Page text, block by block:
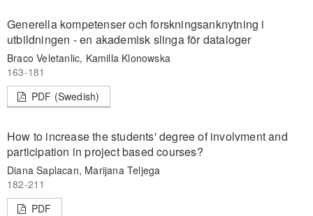
Generella kompetenser och forskningsanknytning i
utbildningen - en akademisk slinga för dataloger
Braco Veletanlic, Kamilla Klonowska
163-181
PDF (Swedish)
How to increase the students' degree of involvment and
participation in project based courses?
Diana Saplacan, Marijana Teljega
182-211
PDF